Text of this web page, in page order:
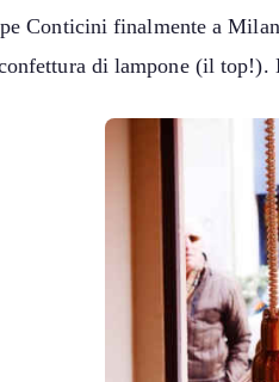
Conticini finalmente a
di lampone (il